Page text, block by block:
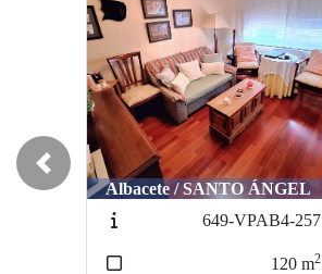
Albacete / CENTRO
952-VAAT-83
150m2
Previous